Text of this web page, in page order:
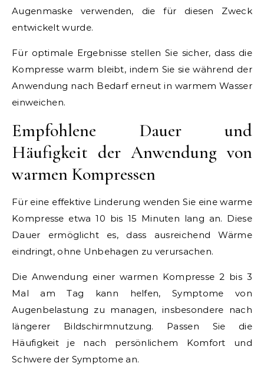
Augenmaske verwenden, die für diesen Zweck
entwickelt wurde.
Für optimale Ergebnisse stellen Sie sicher, dass die
Kompresse warm bleibt, indem Sie sie während der
Anwendung nach Bedarf erneut in warmem Wasser
einweichen.
Empfohlene Dauer und
Häufigkeit der Anwendung von
warmen Kompressen
Für eine effektive Linderung wenden Sie eine warme
Kompresse etwa 10 bis 15 Minuten lang an. Diese
Dauer ermöglicht es, dass ausreichend Wärme
eindringt, ohne Unbehagen zu verursachen.
Die Anwendung einer warmen Kompresse 2 bis 3
Mal am Tag kann helfen, Symptome von
Augenbelastung zu managen, insbesondere nach
längerer Bildschirmnutzung. Passen Sie die
Häufigkeit je nach persönlichem Komfort und
Schwere der Symptome an.